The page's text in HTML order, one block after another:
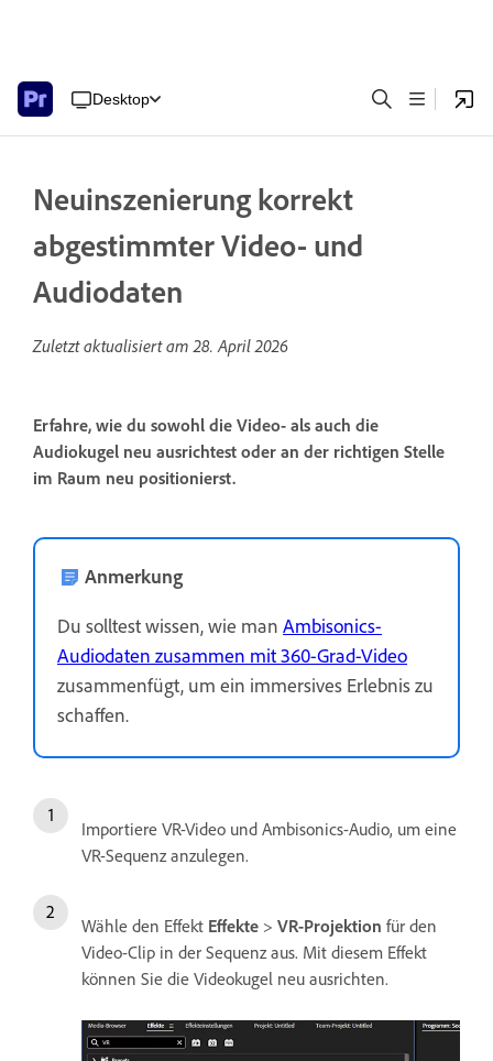
Desktop
Neuinszenierung korrekt
abgestimmter Video- und
Audiodaten
Zuletzt aktualisiert am28. April 2026
Erfahre, wie du sowohl die Video- als auch die
Audiokugel neu ausrichtest oder an der richtigen Stelle
im Raum neu positionierst.
Anmerkung
Du solltest wissen, wie man Ambisonics-
Audiodaten zusammen mit 360-Grad-Video
zusammenfügt, um ein immersives Erlebnis zu
schaffen.
Importiere VR-Video und Ambisonics-Audio, um eine
VR-Sequenz anzulegen.
Wähle den Effekt Effekte > VR-Projektion für den
Video-Clip in der Sequenz aus. Mit diesem Effekt
können Sie die Videokugel neu ausrichten.